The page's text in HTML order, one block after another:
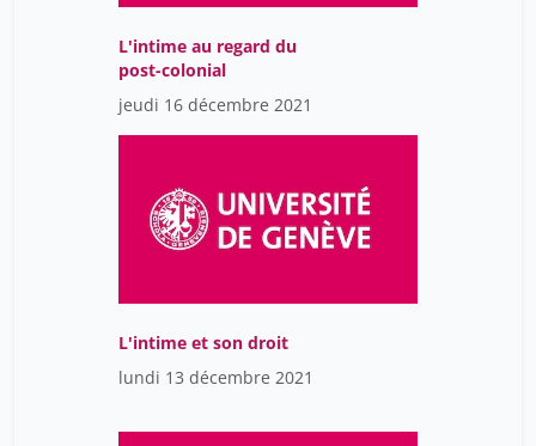
L'intime au regard du
post-colonial
jeudi 16 décembre 2021
L'intime et son droit
lundi 13 décembre 2021